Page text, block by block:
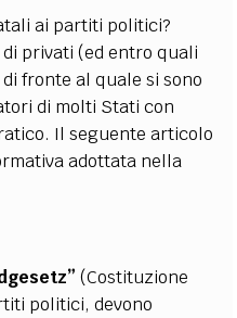
ai partiti politici?
privati (ed entro quali
di fronte al quale si sono
di molti Stati con
Il seguente articolo
adottata nella
(Costituzione
politici, devono